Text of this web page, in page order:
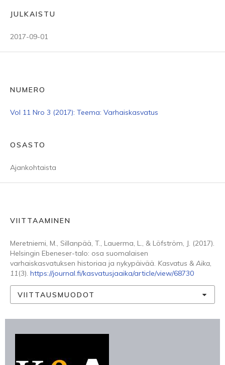
JULKAISTU
2017-09-01
NUMERO
Vol 11 Nro 3 (2017): Teema: Varhaiskasvatus
OSASTO
Ajankohtaista
VIITTAAMINEN
Meretniemi, M., Sillanpää, T., Lauerma, L., & Löfström, J. (2017).
Helsingin Ebeneser-talo: osa suomalaisen
varhaiskasvatuksen historiaa ja nykypäivää. Kasvatus & Aika,
11(3). https://journal.fi/kasvatusjaaika/article/view/68730
VIITTAUSMUODOT